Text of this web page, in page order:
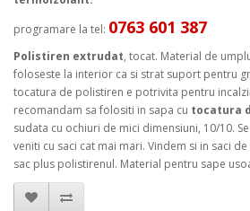
programare la tel: 0763 601 387
Polistiren extrudat, tocat. Material de
foloseste la interior ca si strat suport pentru
tocatura de polistiren e potrivita pentru
recomandam sa folositi in sapa cu tocatura
sudata cu ochiuri de mici dimensiuni, 10/10.
veniti cu saci cat mai mari. Vindem si in saci
sac plus polistirenul. Material pentru sape